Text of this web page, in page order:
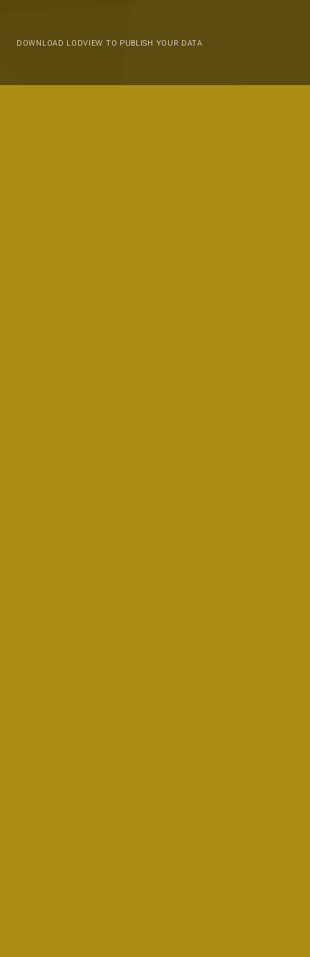
DOWNLOAD LODVIEW TO PUBLISH YOUR DATA